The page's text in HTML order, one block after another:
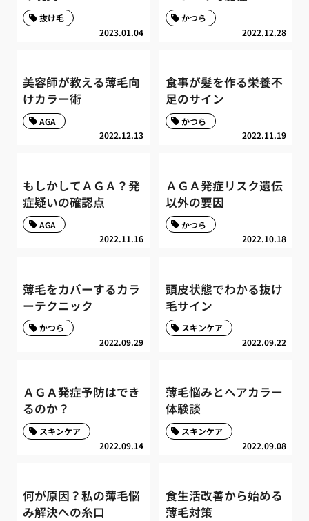
2023.01.04
抜け毛
2022.12.28
かつら
美容師が教える薄毛向
けカラー術
2022.12.13
AGA
食事が髪を作る栄養不
足のサイン
2022.11.19
かつら
もしかしてＡＧＡ？発
症疑いの確認点
2022.11.16
AGA
ＡＧＡ発症リスク遺伝
以外の要因
2022.10.18
かつら
薄毛をカバーするカラ
ーテクニック
2022.09.29
かつら
頭皮状態でわかる抜け
毛サイン
2022.09.22
スキンケア
ＡＧＡ発症予防はでき
るのか？
2022.09.14
スキンケア
薄毛悩みとヘアカラー
体験談
2022.09.08
スキンケア
何が原因？私の薄毛悩
み解決への糸口
食生活改善から始める
薄毛対策